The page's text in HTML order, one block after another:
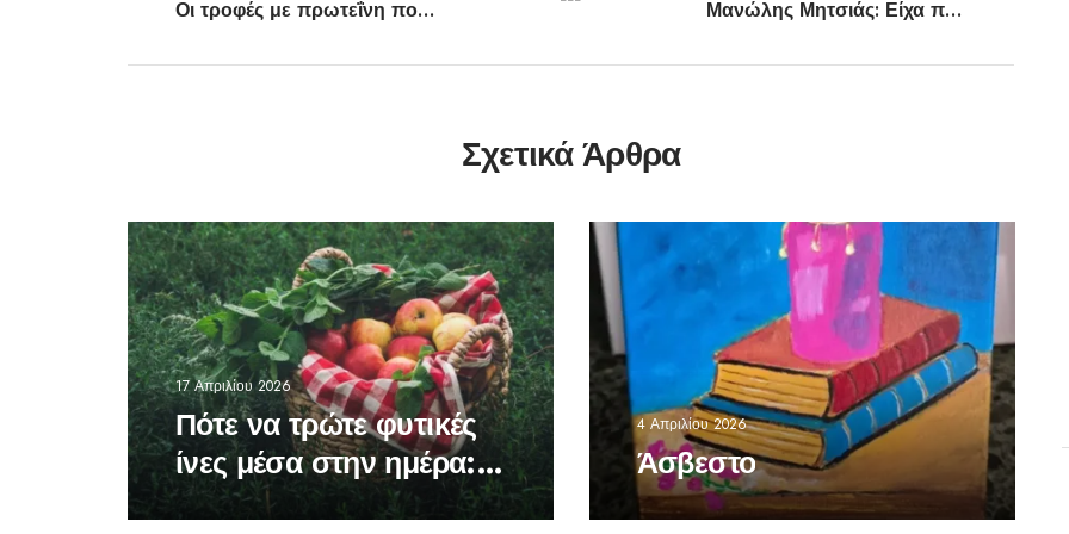
Οι τροφές με πρωτεΐνη που συνιστούν οι ειδικοί Μανώλης Μητσιάς: Είχα πει ότι θα αποσυρθώ
Σχετικά Άρθρα
17 Απριλίου 2026
Πότε να τρώτε φυτικές
ίνες μέσα στην ημέρα: Η
ώρα που κάνει τη
4 Απριλίου 2026
Άσβεστο